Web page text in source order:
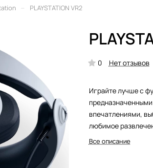
PLAYSTATION VR2
0 Нет отзывов
Играйте лучше с
впечатлениями,
любимое
Все описание